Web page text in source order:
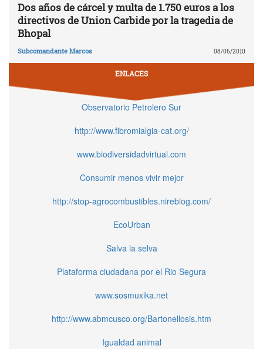
Dos años de cárcel y multa de 1.750 euros a los
directivos de Union Carbide por la tragedia de
Bhopal
Subcomandante Marcos 08/06/2010
ENLACES
Observatorio Petrolero Sur
http://www.fibromialgia-cat.org/
www.biodiversidadvirtual.com
Consumir menos vivir mejor
http://stop-agrocombustibles.nireblog.com/
EcoUrban
Salva la selva
Plataforma ciudadana por el Rio Segura
www.sosmuxika.net
http://www.abmcusco.org/Bartonellosis.htm
Igualdad animal